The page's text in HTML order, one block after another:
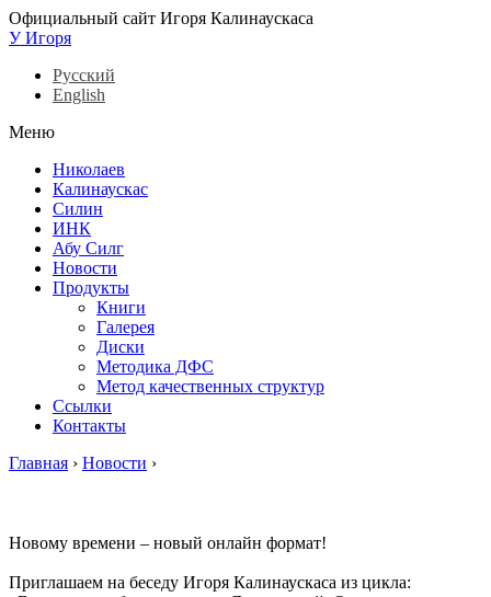
Официальный сайт Игоря Калинаускаса
У Игоря
Русский
English
Меню
Николаев
Калинаускас
Силин
ИНК
Абу Силг
Новости
Продукты
Книги
Галерея
Диски
Методика ДФС
Метод качественных структур
Ссылки
Контакты
Главная › Новости ›
Новому времени – новый онлайн формат!
Приглашаем на беседу Игоря Калинаускаса из цикла: